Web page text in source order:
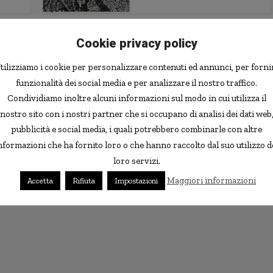
Cookie privacy policy
i cookie per personalizzare contenuti ed annunci, per
funzionalità dei social media e per analizzare il nostro traffico.
Condividiamo inoltre alcuni informazioni sul modo in cui utilizza il
nostro sito con i nostri partner che si occupano di analisi dei dati web,
pubblicità e social media, i quali potrebbero combinarle con altre
che ha fornito loro o che hanno raccolto dal suo utilizzo
loro servizi.
Accetta Rifiuta Impostazioni Maggiori informazioni